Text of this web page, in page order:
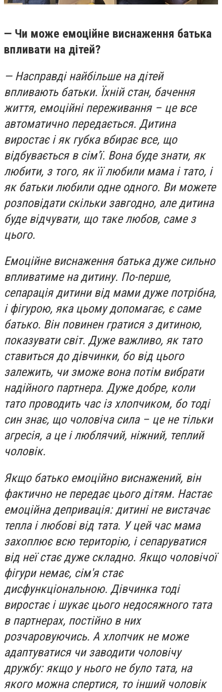
— Чи може емоційне виснаження батька
впливати на дітей?
— Насправді найбільше на дітей
впливають батьки. Їхній стан, бачення
життя, емоційні переживання – це все
автоматично передається. Дитина
виростає і як губка вбирає все, що
відбувається в сім'ї. Вона буде знати, як
любити, з того, як її любили мама і тато, і
як батьки любили одне одного. Ви можете
розповідати скільки завгодно, але дитина
буде відчувати, що таке любов, саме з
цього.
Емоційне виснаження батька дуже сильно
впливатиме на дитину. По-перше,
сепарація дитини від мами дуже потрібна,
і фігурою, яка цьому допомагає, є саме
батько. Він повинен гратися з дитиною,
показувати світ. Дуже важливо, як тато
ставиться до дівчинки, бо від цього
залежить, чи зможе вона потім вибрати
надійного партнера. Дуже добре, коли
тато проводить час із хлопчиком, бо тоді
син знає, що чоловіча сила – це не тільки
агресія, а це і люблячий, ніжний, теплий
чоловік.
Якщо батько емоційно виснажений, він
фактично не передає цього дітям. Настає
емоційна депривація: дитині не вистачає
тепла і любові від тата. У цей час мама
захоплює всю територію, і сепаруватися
від неї стає дуже складно. Якщо чоловічої
фігури немає, сім'я стає
дисфункціональною. Дівчинка тоді
виростає і шукає цього недосяжного тата
в партнерах, постійно в них
розчаровуючись. А хлопчик не може
адаптуватися чи заводити чоловічу
дружбу: якщо у нього не було тата, на
якого можна спертися, то інший чоловік